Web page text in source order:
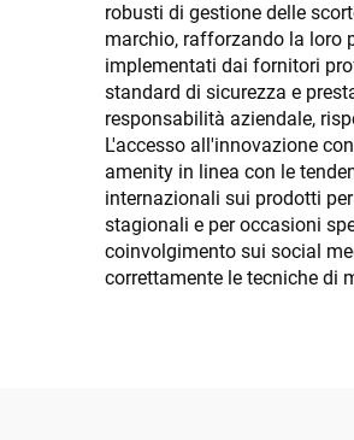
robusti di gestione delle
marchio, rafforzando la loro
implementati dai fornitori
standard di sicurezza e
responsabilità aziendale,
L'accesso all'innovazione
amenity in linea con le
internazionali sui prodotti
stagionali e per occasioni
coinvolgimento sui social
correttamente le tecniche di